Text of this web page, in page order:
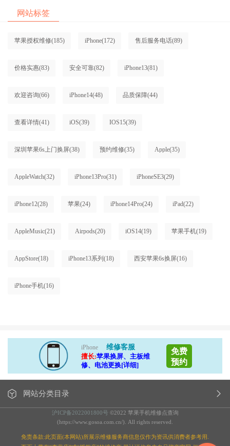
网站标签
苹果授权维修(185) iPhone(172) 售后服务电话(89)
价格实惠(83) 安全可靠(82) iPhone13(81)
欢迎咨询(66) iPhone14(48) 品质保障(44)
查看详情(41) iOS(39) IOS15(39)
深圳苹果6s上门换屏(38) 预约维修(35) Apple(35)
AppleWatch(32) iPhone13Pro(31) iPhoneSE3(29)
iPhone12(28) 苹果(24) iPhone14Pro(24) iPad(22)
AppleMusic(21) Airpods(20) iOS14(19) 苹果手机(19)
AppStore(18) iPhone13系列 (18) 西安苹果6s换屏(16)
iPhone手机(16)
iPhone
维修客服
擅长:苹果换屏、主板维
修、电池更换[详细]
免费
预约
网站分类目录
沪ICP备2022001800号 ©2022 苹果手机维修点查询
(https://www.gosoa.com.cn/). All rights reserved.
免责条款:此页面(本网站)所展示维修服务商信息仅作为资讯供消费者参考用.